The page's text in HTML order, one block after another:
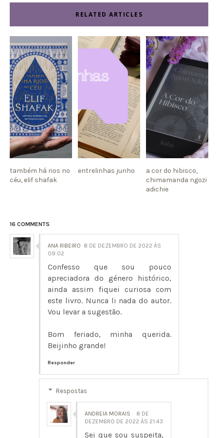
RELATED ARTICLES
também há rios no
céu, elif shafak
entrelinhas junho
a cor do hibisco,
chimamanda ngozi
adichie
16 COMMENTS
ANA RIBEIRO 8 DE DEZEMBRO DE 2022 ÀS
09:02
Confesso que sou pouco
apreciadora do género histórico,
ainda assim fiquei curiosa com
este livro. Nunca li nada do autor.
Vou levar a sugestão.
Bom feriado, minha querida.
Beijinho grande!
Responder
Respostas
ANDREIA MORAIS
8 DE
DEZEMBRO DE 2022 ÀS 21:43
Sei que sou suspeita,